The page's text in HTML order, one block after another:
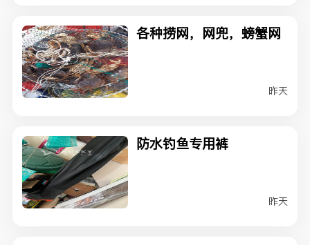
各种捞网，网兜，螃蟹网
昨天
防水钓鱼专用裤
昨天